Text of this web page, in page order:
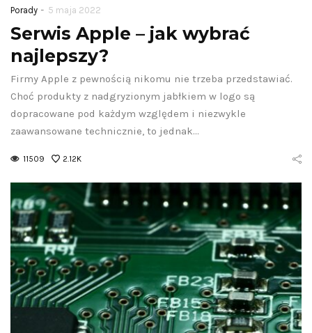
Porady - 5 maja 2022
Serwis Apple – jak wybrać
najlepszy?
Firmy Apple z pewnością nikomu nie trzeba przedstawiać.
Choć produkty z nadgryzionym jabłkiem w logo są
dopracowane pod każdym względem i niezwykle
zaawansowane technicznie, to jednak…
11509 2.12K